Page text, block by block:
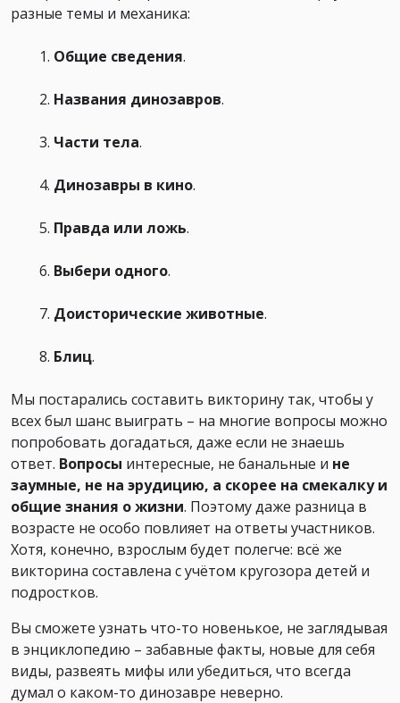
разные темы и механика:
Общие сведения.
Названия динозавров.
Части тела.
Динозавры в кино.
Правда или ложь.
Выбери одного.
Доисторические животные.
Блиц.
Мы постарались составить викторину так, чтобы у
всех был шанс выиграть – на многие вопросы можно
попробовать догадаться, даже если не знаешь
ответ. Вопросы интересные, не банальные и не
заумные, не на эрудицию, а скорее на смекалку и
общие знания о жизни. Поэтому даже разница в
возрасте не особо повлияет на ответы участников.
Хотя, конечно, взрослым будет полегче: всё же
викторина составлена с учётом кругозора детей и
подростков.
Вы сможете узнать что-то новенькое, не заглядывая
в энциклопедию – забавные факты, новые для себя
виды, развеять мифы или убедиться, что всегда
думал о каком-то динозавре неверно.